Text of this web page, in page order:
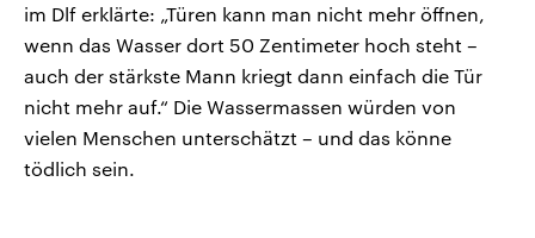
im Dlf erklärte: „Türen kann man nicht mehr öffnen,
wenn das Wasser dort 50 Zentimeter hoch steht –
auch der stärkste Mann kriegt dann einfach die Tür
nicht mehr auf.“ Die Wassermassen würden von
vielen Menschen unterschätzt – und das könne
tödlich sein.